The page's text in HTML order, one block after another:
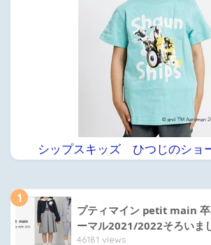
シップスキッズ ひつじのショ
1
プティマイン petit main 卒
ーマル2021/2022そろいま
46181 views